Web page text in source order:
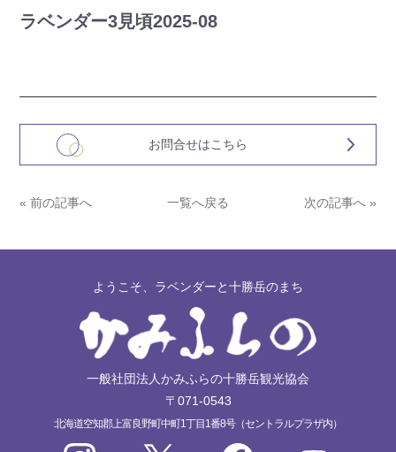
ラベンダー3見頃2025-08
お問合せはこちら
« 前の記事へ 一覧へ戻る 次の記事へ »
ようこそ、ラベンダーと十勝岳のまち
一般社団法人かみふらの十勝岳観光協会
〒071-0543
北海道空知郡上富良野町中町1丁目1番8号（セントラルプラザ内）